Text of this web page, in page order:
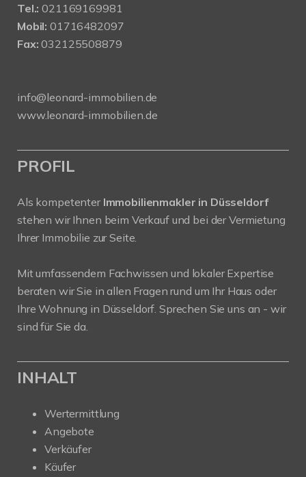
Tel.: 021169169981
Mobil: 01716482097
Fax: 032125508879
info@leonard-immobilien.de
www.leonard-immobilien.de
PROFIL
Als kompetenter Immobilienmakler in Düsseldorf
stehen wir Ihnen beim Verkauf und bei der Vermietung
Ihrer Immobilie zur Seite.
Mit umfassendem Fachwissen und lokaler Expertise
beraten wir Sie in allen Fragen rund um Ihr Haus oder
Ihre Wohnung in Düsseldorf. Sprechen Sie uns an - wir
sind für Sie da.
INHALT
Wertermittlung
Angebote
Verkäufer
Käufer